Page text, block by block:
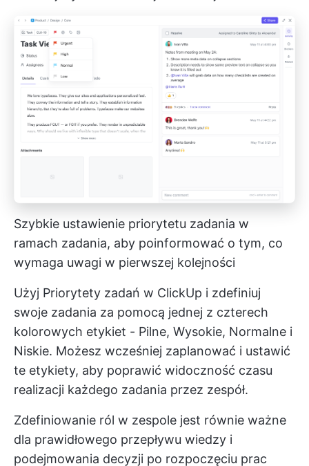
Szybkie ustawienie priorytetu zadania w
ramach zadania, aby poinformować o tym, co
wymaga uwagi w pierwszej kolejności
Użyj Priorytety zadań w ClickUp i zdefiniuj
swoje zadania za pomocą jednej z czterech
kolorowych etykiet - Pilne, Wysokie, Normalne i
Niskie. Możesz wcześniej zaplanować i ustawić
te etykiety, aby poprawić widoczność czasu
realizacji każdego zadania przez zespół.
Zdefiniowanie ról w zespole jest równie ważne
dla prawidłowego przepływu wiedzy i
podejmowania decyzji po rozpoczęciu prac